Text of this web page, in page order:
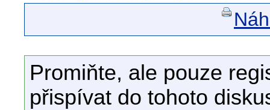
Promiňte, ale pouze
přispívat do tohoto